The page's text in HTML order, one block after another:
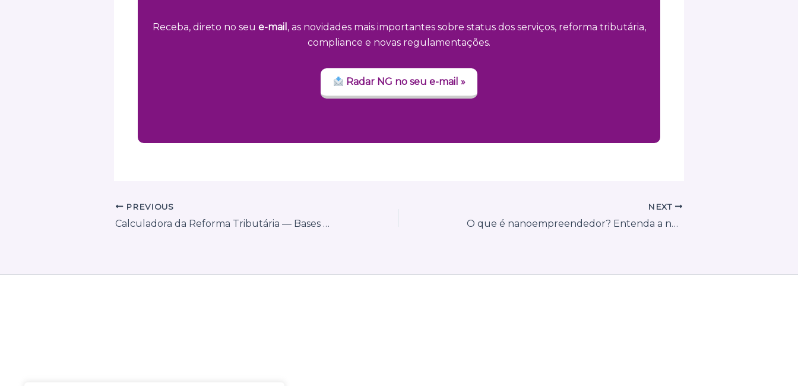
Receba, direto no seu e-mail , as novidades mais importantes sobre status dos serviços, reforma tributária,
compliance e novas regulamentações.
Radar NG no seu e-mail »
PREVIOUS
Calculadora da Reforma Tributária — Bases de Cálculo
NEXT
O que é nanoempreendedor? Entenda a nova tentativa de encaixar autônomos em mais uma categoria tributária